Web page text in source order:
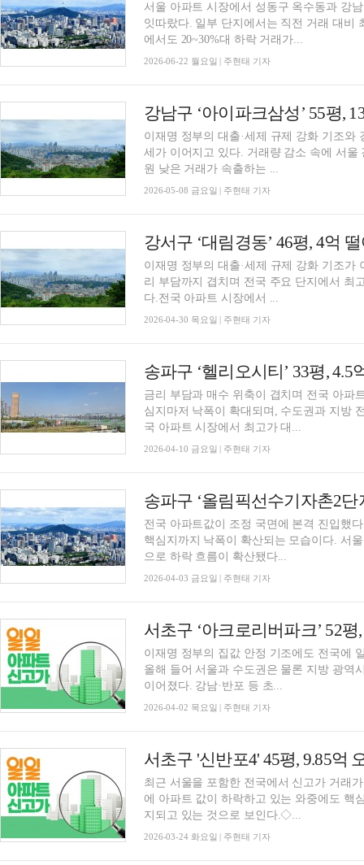
서울 아파트 시장에서 성동구 옥수동과 강
잇따랐다. 일부 단지에서는 직전 거래 대비
에서도 20~30%대 하락 거래가...
2026-06-22 월요일 | 주현태 기자
이재명 정부의 대출·세제 규제 강화 기조
세가 이어지고 있다. 거래량 감소 속에 서
원 낮은 거래가 속출하는 ...
2026-05-08 금요일 | 주현태 기자
강서구 ‘대림경동’ 46평, 4억
이재명 정부의 대출·세제 규제 강화 기조
리 부담까지 겹치며 전국 주요 단지에서 최
다.전국 아파트 시장에서 ...
2026-04-30 목요일 | 주현태 기자
금리 부담과 매수 위축이 겹치며 전국 아파
심지마저 낙폭이 확대되며, 수도권과 지방
국 아파트 시장에서 최고가 대...
2026-04-10 금요일 | 주현태 기자
전국 아파트값이 조정 국면에 본격 진입했
핵심지까지 낙폭이 확산되는 모습이다. 서
으로 하락 흐름이 확산됐다...
2026-04-03 금요일 | 주현태 기자
이재명 정부의 집값 안정 기조에도 전국에
올해 들어 서울과 수도권은 물론 지방 광역
이어졌다. 강남·반포 등 초...
2026-04-02 목요일 | 주현태 기자
최근 서울을 포함한 전국에서 신고가 거래
에 아파트 값이 하락하고 있는 와중에도 핵
지되고 있는 것으로 보인다.◇...
2026-03-24 화요일 | 주현태 기자